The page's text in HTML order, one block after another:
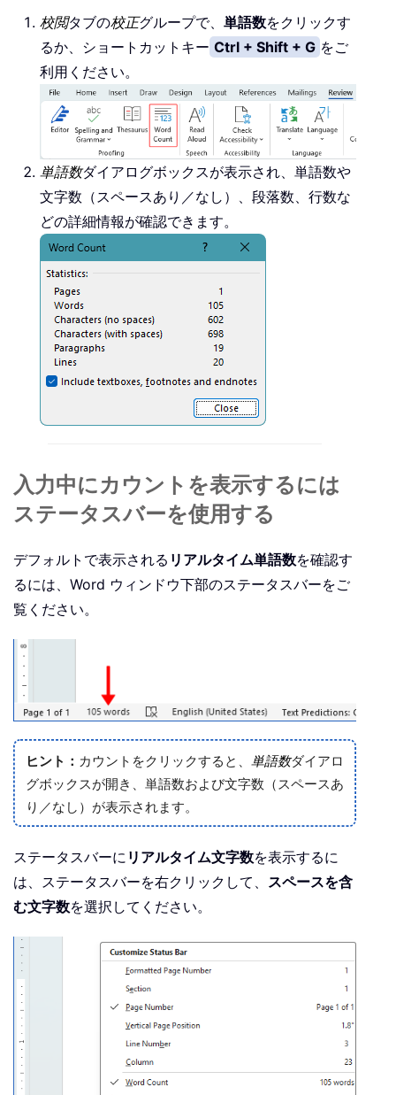
校閲タブの校正グループで、 単語数をクリックす
るか、ショートカットキー Ctrl + Shift + G をご
利用ください。
単語数ダイアログボックスが表示され、単語数や
文字数（スペースあり／なし）、段落数、行数な
どの詳細情報が確認できます。
入力中にカウントを表示するには
ステータスバーを使用する
デフォルトで表示される リアルタイム単語数を確認す
るには、Word ウィンドウ下部のステータスバーをご
覧ください。
ヒント： カウントをクリックすると、 単語数ダイアロ
グボックスが開き、単語数および文字数（スペースあ
り／なし）が表示されます。
ステータスバーに リアルタイム文字数を表示するに
は、ステータスバーを右クリックして、 スペースを含
む文字数を選択してください。